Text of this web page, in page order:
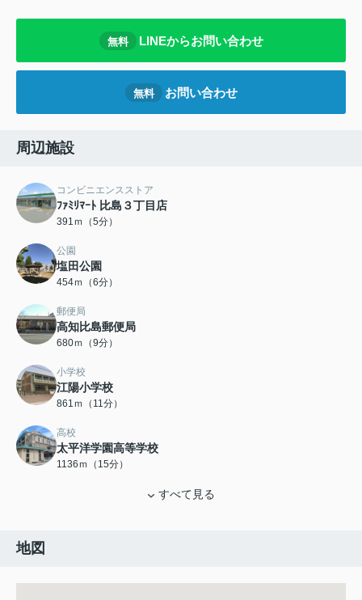
無料 LINEからお問い合わせ
無料 お問い合わせ
周辺施設
コンビニエンスストア
ﾌｧﾐﾘﾏｰﾄ 比島３丁目店
391ｍ（5分）
公園
塩田公園
454ｍ（6分）
郵便局
高知比島郵便局
680ｍ（9分）
小学校
江陽小学校
861ｍ（11分）
高校
太平洋学園高等学校
1136ｍ（15分）
すべて見る
地図